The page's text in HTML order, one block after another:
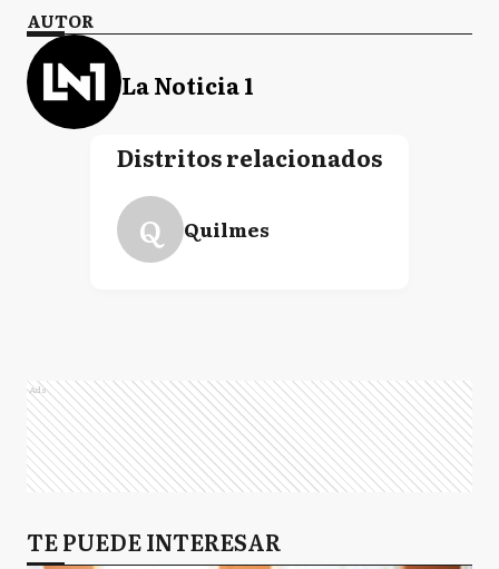
AUTOR
La Noticia 1
Distritos relacionados
Q Quilmes
Ads
TE PUEDE INTERESAR